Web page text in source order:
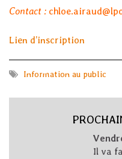
Contact :
Lien d’inscription
Information au public
Il va